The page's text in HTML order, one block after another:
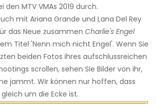
MTV VMAs 2019 durch.
mit Ariana Grande und Lana Del Rey
das Neue zusammen Charlie's Engel
Titel 'Nenn mich nicht Engel'. Wenn Sie
beiden Fotos ihres aufschlussreichen
scrollen, sehen Sie Bilder von ihr,
jammt. Wir können nur hoffen, dass
um die Ecke ist.